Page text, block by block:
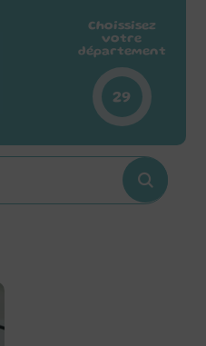
Choissisez
votre
département
29